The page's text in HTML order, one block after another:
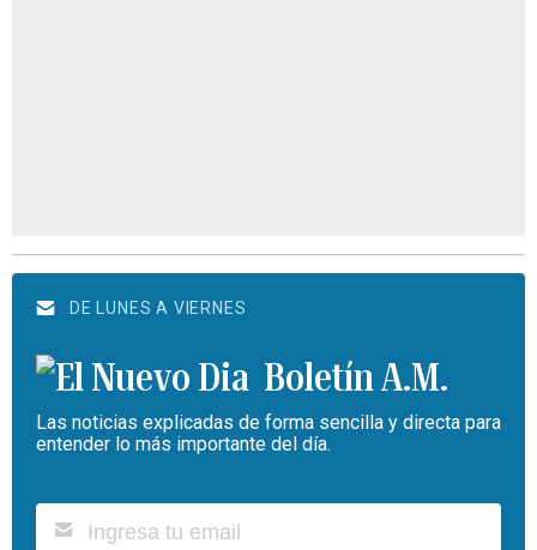
DE LUNES A VIERNES
Boletín A.M.
Las noticias explicadas de forma sencilla y directa para
entender lo más importante del día.